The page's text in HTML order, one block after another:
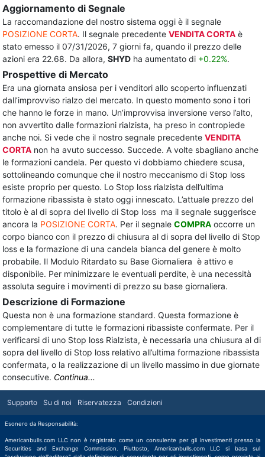
Aggiornamento di Segnale
La raccomandazione del nostro sistema oggi è il segnale
POSIZIONE CORTA. Il segnale precedente VENDITA CORTA è
stato emesso il 07/31/2026, 7 giorni fa, quando il prezzo delle
azioni era 22.68. Da allora, SHYD ha aumentato di +0.22%.
Prospettive di Mercato
Era una giornata ansiosa per i venditori allo scoperto influenzati
dall’improvviso rialzo del mercato. In questo momento sono i tori
che hanno le forze in mano. Un’improvvisa inversione verso l’alto,
non avvertito dalle formazioni rialzista, ha preso in contropiede
anche noi. Si vede che il nostro segnale precedente VENDITA
CORTA non ha avuto successo. Succede. A volte sbagliano anche
le formazioni candela. Per questo vi dobbiamo chiedere scusa,
sottolineando comunque che il nostro meccanismo di Stop loss
esiste proprio per questo. Lo Stop loss rialzista dell’ultima
formazione ribassista è stato oggi innescato. L’attuale prezzo del
titolo è al di sopra del livello di Stop loss ma il segnale suggerisce
ancora la POSIZIONE CORTA. Per il segnale COMPRA occorre un
corpo bianco con il prezzo di chiusura al di sopra del livello di Stop
loss e la formazione di una candela bianca del genere è molto
probabile. Il Modulo Ritardato su Base Giornaliera è attivo e
disponibile. Per minimizzare le eventuali perdite, è una necessità
assoluta seguire i movimenti di prezzo su base giornaliera.
Descrizione di Formazione
Questa non è una formazione standard. Questa formazione è
complementare di tutte le formazioni ribassiste confermate. Per il
verificarsi di uno Stop loss Rialzista, è necessaria una chiusura al di
sopra del livello di Stop loss relativo all’ultima formazione ribassista
confermata, o la realizzazione di un livello massimo in due giornate
consecutive. Continua...
Supporto Su di noi Riservatezza Condizioni
Esonero da Responsabilità:
Americanbulls.com LLC non è registrato come un consulente per gli investimenti presso la
Securities and Exchange Commission. Piuttosto, Americanbulls.com LLC si basa sul